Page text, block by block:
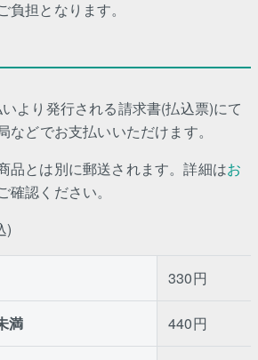
担となります。
より発行される請求書(払込票)にて
などでお支払いいただけます。
品とは別に郵送されます。詳細はお
確認ください。
)
330円
満 440円